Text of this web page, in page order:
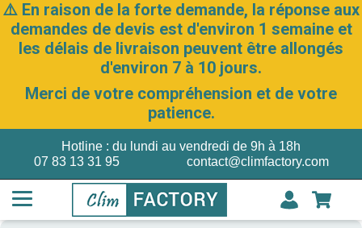
⚠️ En raison de la forte demande, la réponse aux
demandes de devis est d'environ 1 semaine et
les délais de livraison peuvent être allongés
d'environ 7 à 10 jours.
Merci de votre compréhension et de votre
patience.
07 83 13 31 95
Hotline : du lundi au vendredi de 9h à 18h
contact@climfactory.com